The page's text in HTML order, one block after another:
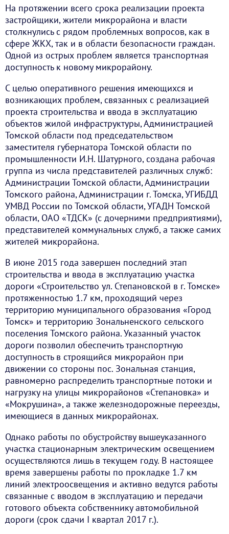
На протяжении всего срока реализации проекта
застройщики, жители микрорайона и власти
столкнулись с рядом проблемных вопросов, как в
сфере ЖКХ, так и в области безопасности граждан.
Одной из острых проблем является транспортная
доступность к новому микрорайону.
С целью оперативного решения имеющихся и
возникающих проблем, связанных с реализацией
проекта строительства и ввода в эксплуатацию
объектов жилой инфраструктуры, Администрацией
Томской области под председательством
заместителя губернатора Томской области по
промышленности И.Н. Шатурного, создана рабочая
группа из числа представителей различных служб:
Администрации Томской области, Администрации
Томского района, Администрации г. Томска, УГИБДД
УМВД России по Томской области, УГАДН Томской
области, ОАО «ТДСК» (с дочерними предприятиями),
представителей коммунальных служб, а также самих
жителей микрорайона.
В июне 2015 года завершен последний этап
строительства и ввода в эксплуатацию участка
дороги «Строительство ул. Степановской в г. Томске»
протяженностью 1.7 км, проходящий через
территорию муниципального образования «Город
Томск» и территорию Зональненского сельского
поселения Томского района. Указанный участок
дороги позволил обеспечить транспортную
доступность в строящийся микрорайон при
движении со стороны пос. Зональная станция,
равномерно распределить транспортные потоки и
нагрузку на улицы микрорайонов «Степановка» и
«Мокрушина», а также железнодорожные переезды,
имеющиеся в данных микрорайонах.
Однако работы по обустройству вышеуказанного
участка стационарным электрическим освещением
осуществляются лишь в текущем году. В настоящее
время завершены работы по прокладке 1.7 км
линий электроосвещения и активно ведутся работы
связанные с вводом в эксплуатацию и передачи
готового объекта собственнику автомобильной
дороги (срок сдачи I квартал 2017 г.).